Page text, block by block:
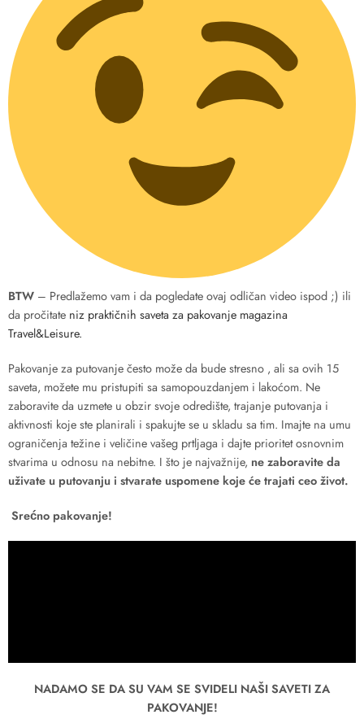
BTW – Predlažemo vam i da pogledate ovaj odličan video ispod ;) ili
da pročitate niz praktičnih saveta za pakovanje magazina
Travel&Leisure.
Pakovanje za putovanje često može da bude stresno , ali sa ovih 15
saveta, možete mu pristupiti sa samopouzdanjem i lakoćom. Ne
zaboravite da uzmete u obzir svoje odredište, trajanje putovanja i
aktivnosti koje ste planirali i spakujte se u skladu sa tim. Imajte na umu
ograničenja težine i veličine vašeg prtljaga i dajte prioritet osnovnim
stvarima u odnosu na nebitne. I što je najvažnije, ne zaboravite da
uživate u putovanju i stvarate uspomene koje će trajati ceo život.
Srećno pakovanje!
NADAMO SE DA SU VAM SE SVIDELI NAŠI SAVETI ZA
PAKOVANJE!